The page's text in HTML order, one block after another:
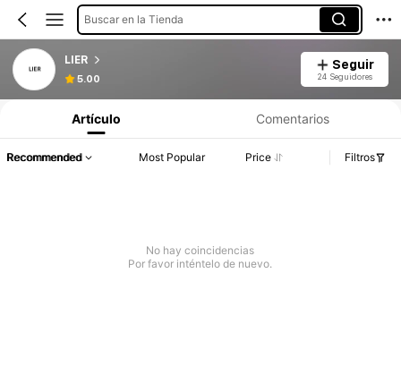
Buscar en la Tienda
LIER
5.00
Seguir
24 Seguidores
Artículo Comentarios
Recommended Most Popular Price Filtros
No hay coincidencias
Por favor inténtelo de nuevo.